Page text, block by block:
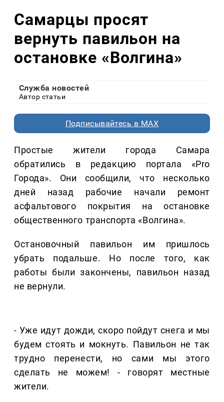
Самарцы просят
вернуть павильон на
остановке «Волгина»
Служба новостей
Автор статьи
Подписывайтесь в MAX
Простые жители города Самара
обратились в редакцию портала «Pro
Города». Они сообщили, что несколько
дней назад рабочие начали ремонт
асфальтового покрытия на остановке
общественного транспорта «Волгина».
Остановочный павильон им пришлось
убрать подальше. Но после того, как
работы были закончены, павильон назад
не вернули.
- Уже идут дожди, скоро пойдут снега и мы
будем стоять и мокнуть. Павильон не так
трудно перенести, но сами мы этого
сделать не можем! - говорят местные
жители.